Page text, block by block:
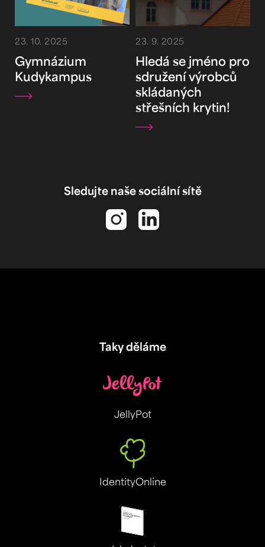
23. 10. 2025
Gymnázium
Kudykampus
23. 9. 2025
Hledá se jméno pro
sdružení výrobců
skládaných
střešních krytin!
Sledujte naše sociální sítě
Taky děláme
JellyPot
IdentityOnline